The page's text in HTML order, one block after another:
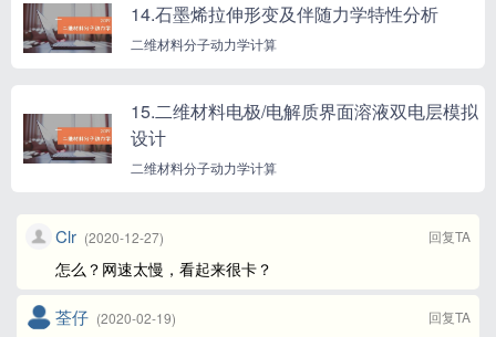
14.石墨烯拉伸形变及伴随力学特性分析
二维材料分子动力学计算
15.二维材料电极/电解质界面溶液双电层模拟
设计
二维材料分子动力学计算
Clr (2020-12-27) 回复TA
怎么？网速太慢，看起来很卡？
荃仔 (2020-02-19) 回复TA